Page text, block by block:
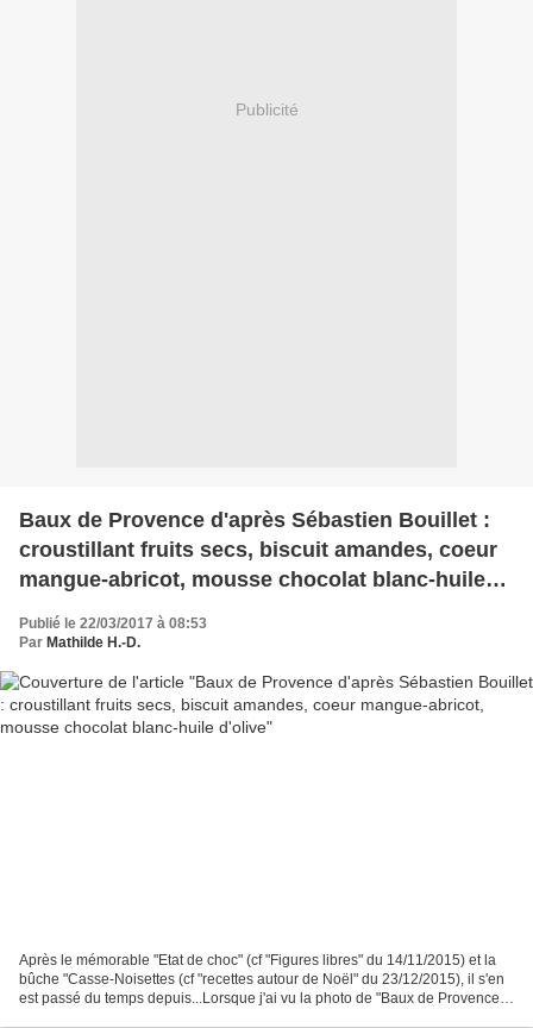
Publicité
Baux de Provence d'après Sébastien Bouillet :
croustillant fruits secs, biscuit amandes, coeur
mangue-abricot, mousse chocolat blanc-huile
Publié le 22/03/2017 à 08:53
Par Mathilde H.-D.
Après le mémorable "Etat de choc" (cf "Figures libres" du 14/11/2015) et la
bûche "Casse-Noisettes (cf "recettes autour de Noël" du 23/12/2015), il s'en
est passé du temps depuis...Lorsque j'ai vu la photo de "Baux de Provence"